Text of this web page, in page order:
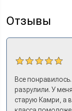
Отзывы
Все
разрулили. У
старую Камри, а